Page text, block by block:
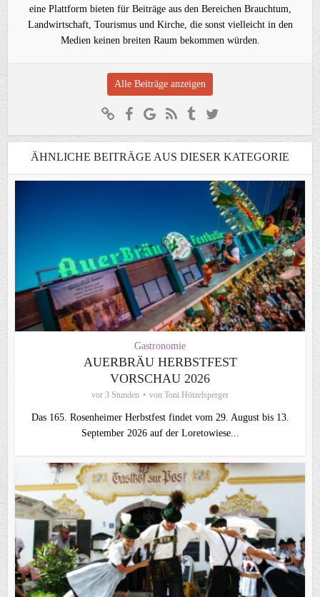
eine Plattform bieten für Beiträge aus den Bereichen Brauchtum,
Landwirtschaft, Tourismus und Kirche, die sonst vielleicht in den
Medien keinen breiten Raum bekommen würden.
Alle Beiträge anzeigen
ÄHNLICHE BEITRÄGE AUS DIESER KATEGORIE
Gastronomie
AUERBRÄU HERBSTFEST
VORSCHAU 2026
vor 3 Stunden von Toni Hötzelsperger
Das 165. Rosenheimer Herbstfest findet vom 29. August bis 13.
September 2026 auf der Loretowiese...